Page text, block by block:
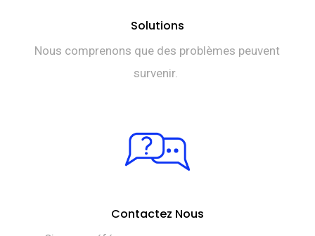
Solutions
Nous comprenons que des problèmes peuvent
survenir.
Contactez Nous